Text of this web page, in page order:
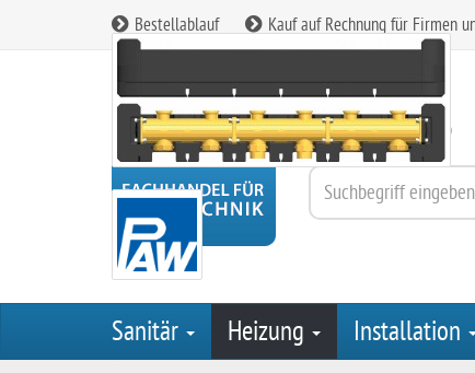
Bestellablauf Kauf auf Rechnung für Firmen
Kundenservice:
08165 / 90 85 260
Sanitär Heizung Installation